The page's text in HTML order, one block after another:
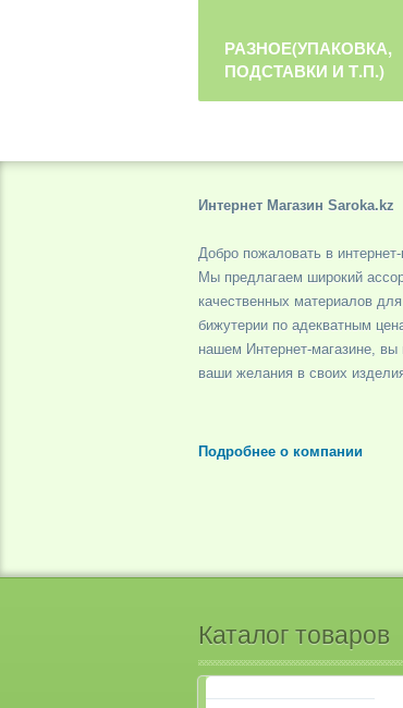
РАЗНОЕ(УПАКОВКА,
ПОДСТАВКИ И Т.П.)
Интернет Магазин Saroka.kz
Добро пожаловать в интернет-
Мы предлагаем широкий
качественных материалов для
бижутерии по адекватным
нашем Интернет-магазине,
ваши желания в своих
Подробнее о компании
Каталог товаров